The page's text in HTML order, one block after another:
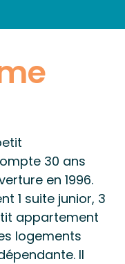
30 ans
en 1996.
1 suite junior, 3
appartement
logements
Il